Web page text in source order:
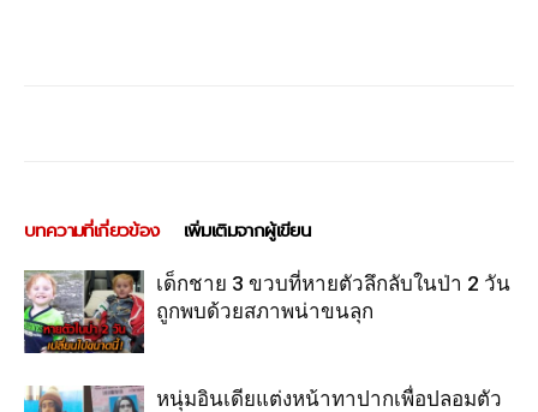
บทความที่เกี่ยวข้อง เพิ่มเติมจากผู้เขียน
เด็กชาย 3 ขวบที่หายตัวลึกลับในป่า 2 วัน
ถูกพบด้วยสภาพน่าขนลุก
หนุ่มอินเดียแต่งหน้าทาปากเพื่อปลอมตัว